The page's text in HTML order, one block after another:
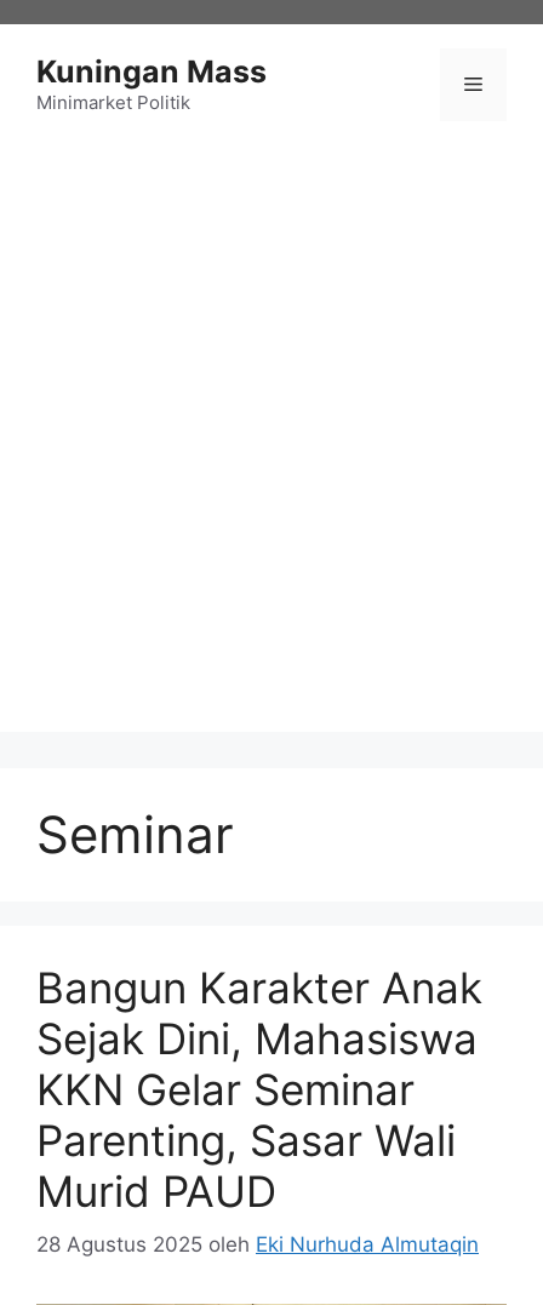
Kuningan Mass
Minimarket Politik
Menu
Seminar
Bangun Karakter Anak
Sejak Dini, Mahasiswa
KKN Gelar Seminar
Parenting, Sasar Wali
Murid PAUD
28 Agustus 2025 oleh Eki Nurhuda Almutaqin